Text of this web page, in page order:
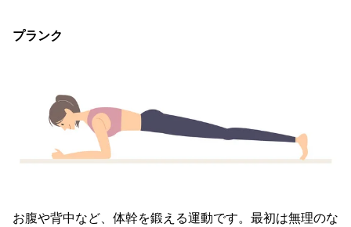
プランク
お腹や背中など、体幹を鍛える運動です。最初は無理のな